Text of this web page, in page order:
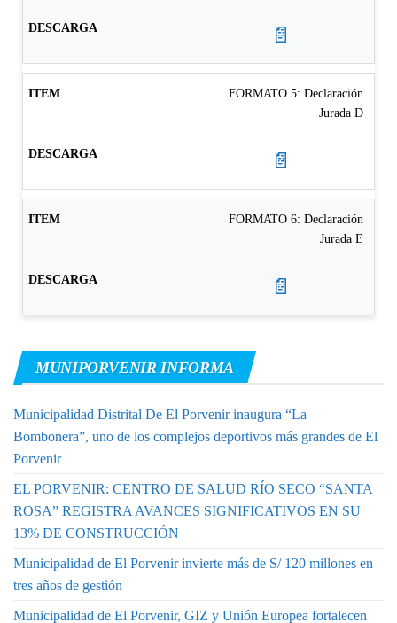
📄
FORMATO 5: Declaración
Jurada D
📄
FORMATO 6: Declaración
Jurada E
📄
MUNIPORVENIR INFORMA
Municipalidad Distrital De El Porvenir inaugura “La
Bombonera”, uno de los complejos deportivos más grandes de El
Porvenir
EL PORVENIR: CENTRO DE SALUD RÍO SECO “SANTA
ROSA” REGISTRA AVANCES SIGNIFICATIVOS EN SU
13% DE CONSTRUCCIÓN
Municipalidad de El Porvenir invierte más de S/ 120 millones en
tres años de gestión
Municipalidad de El Porvenir, GIZ y Unión Europea fortalecen